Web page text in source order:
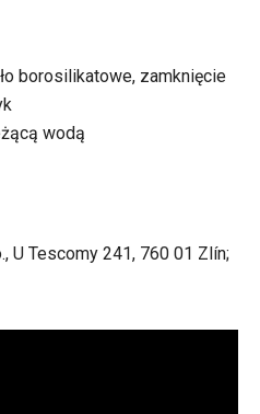
borosilikatowe, zamknięcie
wodą
U Tescomy 241, 760 01 Zlín;